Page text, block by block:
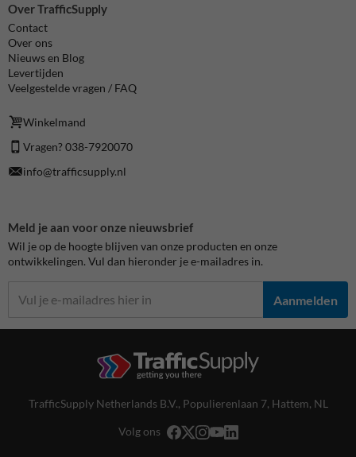
Over TrafficSupply
Contact
Over ons
Nieuws en Blog
Levertijden
Veelgestelde vragen / FAQ
Winkelmand
Vragen? 038-7920070
info@trafficsupply.nl
Meld je aan voor onze nieuwsbrief
Wil je op de hoogte blijven van onze producten en onze
ontwikkelingen. Vul dan hieronder je e-mailadres in.
Aanmelden
TrafficSupply Netherlands B.V., Populierenlaan 7, Hattem, NL
Volg ons